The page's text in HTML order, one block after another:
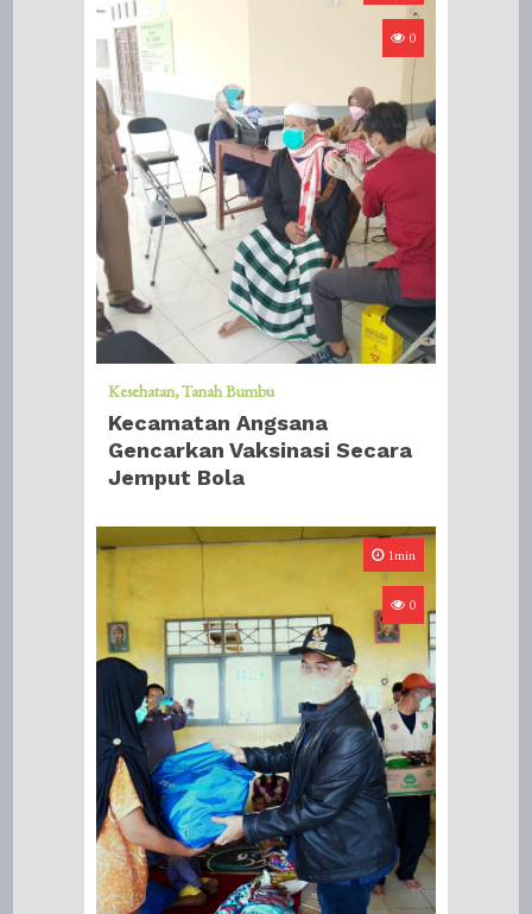
0
Kesehatan Tanah Bumbu
Kecamatan Angsana
Gencarkan Vaksinasi Secara
Jemput Bola
1min
0